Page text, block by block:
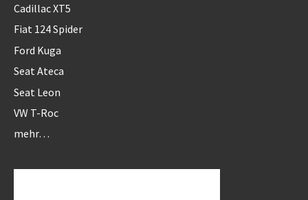
Cadillac XT5
Fiat 124 Spider
Ford Kuga
Seat Ateca
Seat Leon
VW T-Roc
mehr…